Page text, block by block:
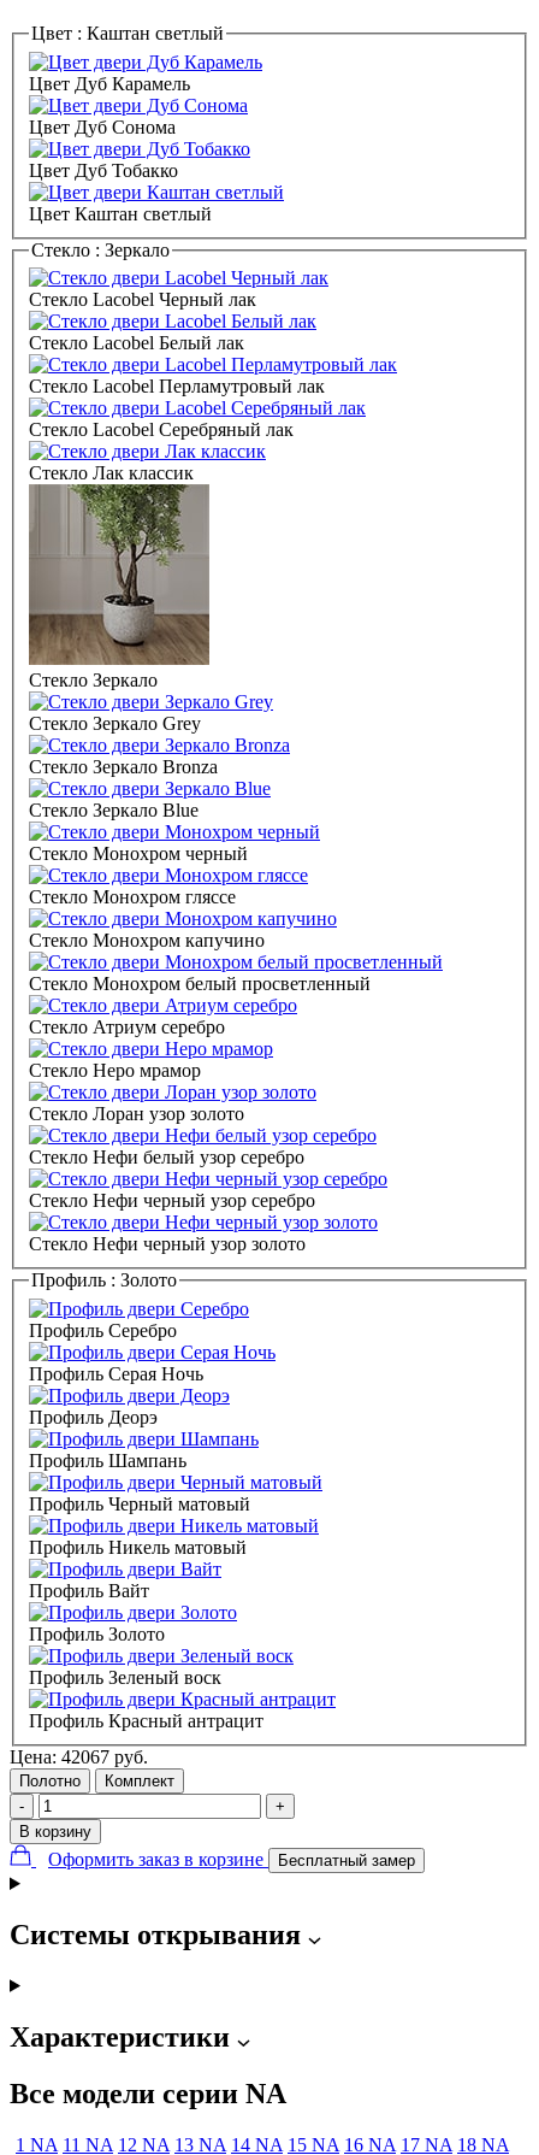
Цвет : Каштан светлый
Цвет Дуб Карамель
Цвет Дуб Сонома
Цвет Дуб Тобакко
Цвет Каштан светлый
Стекло : Зеркало
Стекло Lacobel Черный лак
Стекло Lacobel Белый лак
Стекло Lacobel Перламутровый лак
Стекло Lacobel Серебряный лак
Стекло Лак классик
Стекло Зеркало
Стекло Зеркало Grey
Стекло Зеркало Bronza
Стекло Зеркало Blue
Стекло Монохром черный
Стекло Монохром гляссе
Стекло Монохром капучино
Стекло Монохром белый просветленный
Стекло Атриум серебро
Стекло Неро мрамор
Стекло Лоран узор золото
Стекло Нефи белый узор серебро
Стекло Нефи черный узор серебро
Стекло Нефи черный узор золото
Профиль : Золото
Профиль Серебро
Профиль Серая Ночь
Профиль Деорэ
Профиль Шампань
Профиль Черный матовый
Профиль Никель матовый
Профиль Вайт
Профиль Золото
Профиль Зеленый воск
Профиль Красный антрацит
Цена: 42067 руб.
Полотно
Комплект
-
+
В корзину
Оформить заказ в корзине Бесплатный замер
Системы открывания
Характеристики
Все модели серии NA
1 NA 11 NA 12 NA 13 NA 14 NA 15 NA 16 NA 17 NA 18 NA